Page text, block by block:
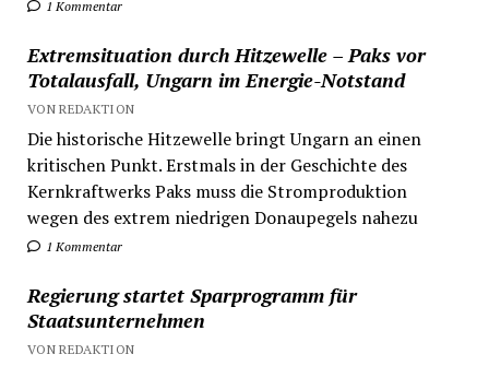
1 Kommentar
Extremsituation durch Hitzewelle – Paks vor
Totalausfall, Ungarn im Energie-Notstand
VON REDAKTION
Die historische Hitzewelle bringt Ungarn an einen
kritischen Punkt. Erstmals in der Geschichte des
Kernkraftwerks Paks muss die Stromproduktion
wegen des extrem niedrigen Donaupegels nahezu
1 Kommentar
Regierung startet Sparprogramm für
Staatsunternehmen
VON REDAKTION